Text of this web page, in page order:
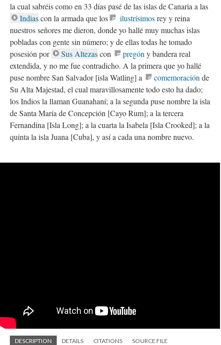
la cual sabréis como en 33 días pasé de las islas de Canaria a las
Indiascon la armada que los ilustrísimosrey y reina
nuestros señores me dieron, donde yo hallé muy muchas islas
pobladas con gente sin número; y de ellas todas he tomado
posesión por
Sus Altezascon pregón y bandera real
extendida, y no me fue contradicho. A la primera que yo hallé
puse nombre San Salvador [isla Watling] a
comemoración de
Su Alta Majestad, el cual maravillosamente todo esto ha dado;
los Indios la llaman Guanahaní; a la segunda puse nombre la isla
de Santa María de Concepción [Cayo Rum]; a la tercera
Fernandina [Isla Long]; a la cuarta la Isabela [Isla Crooked]; a la
quinta la isla Juana [Cuba], y así a cada una nombre nuevo.
DESCRIPTION DETAILS CITATIONS SOURCE FILE